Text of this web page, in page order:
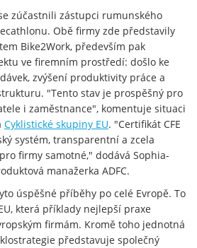
zúčastnili zástupci rumunského
Obě firmy zde představily
Bike2Work, především pak
ve firemním prostředí: došlo ke
zvýšení produktivity práce a
"Tento stav je prospěšný pro
i zaměstnance", komentuje situaci
Cyklistické skupiny EU. "Certifikát CFE
systém, transparentní a zcela
firmy samotné," dodává Sophia-
manažerka ADFC.
úspěšné příběhy po celé Evropě. To
která příklady nejlepší praxe
firmám. Kromě toho jednotná
představuje společný